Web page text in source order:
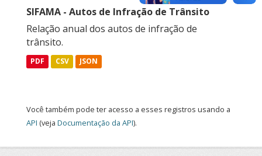
SIFAMA - Autos de Infração de Trânsito
Relação anual dos autos de infração de
trânsito.
PDF CSV JSON
Você também pode ter acesso a esses registros usando a
API (veja Documentação da API).